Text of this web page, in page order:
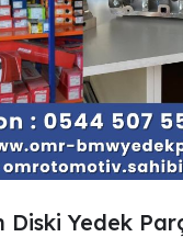
Diski Yedek